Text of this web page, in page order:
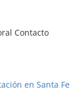
Contacto